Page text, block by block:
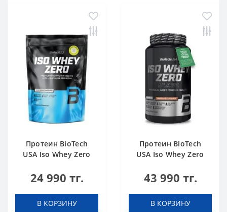
Протеин BioTech
USA Iso Whey Zero
454 g
24 990 тг.
В КОРЗИНУ
Протеин BioTech
USA Iso Whey Zero
43 990 тг.
В КОРЗИНУ